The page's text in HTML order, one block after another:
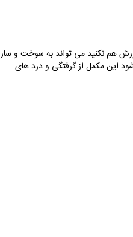
هم نکنید می تواند به سوخت و ساز
این مکمل از گرفتگی و درد های